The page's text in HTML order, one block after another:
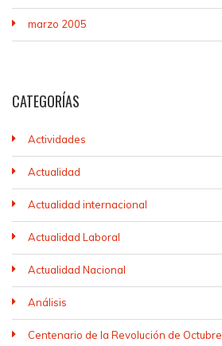
marzo 2005
CATEGORÍAS
Actividades
Actualidad
Actualidad internacional
Actualidad Laboral
Actualidad Nacional
Análisis
Centenario de la Revolución de Octubre